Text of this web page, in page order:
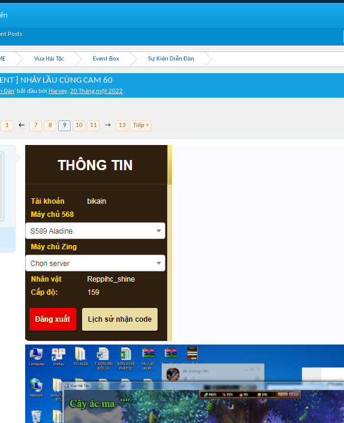
Vua Hải Tặc Event Box Sự Kiện Diễn Đàn
] NHẢY LẦU CÙNG CAM 60
Đàn' bắt đầu bởi Harvey, 20 Tháng một 2022.
1 ← 7 8 9 10 11 → 13 Tiếp >
Posts